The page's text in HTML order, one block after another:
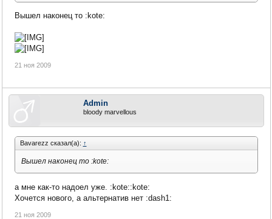
Вышел наконец то :kote:
21 ноя 2009
Admin
bloody marvellous
Bavarezz сказал(а): ↑
Вышел наконец то :kote:
а мне как-то надоел уже. :kote::kote:
Хочется нового, а альтернатив нет :dash1:
21 ноя 2009